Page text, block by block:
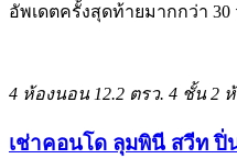
อัพเดตครั้งสุดท้ายมากกว่า 30
4 ห้องนอน 12.2 ตรว. 4 ชั้น 2
เช่าคอนโด ลุมพินี สวีท ปิ่